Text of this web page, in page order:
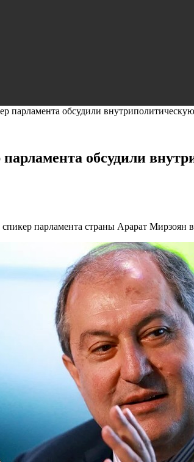
парламента обсудили
обсудили
парламента страны Арарат Мирзоян